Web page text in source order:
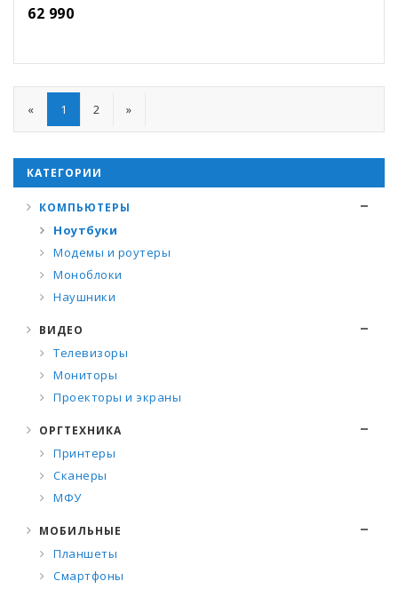
62 990
« 1 2 »
КАТЕГОРИИ
КОМПЬЮТЕРЫ
Ноутбуки
Модемы и роутеры
Моноблоки
Наушники
ВИДЕО
Телевизоры
Мониторы
Проекторы и экраны
ОРГТЕХНИКА
Принтеры
Сканеры
МФУ
МОБИЛЬНЫЕ
Планшеты
Смартфоны